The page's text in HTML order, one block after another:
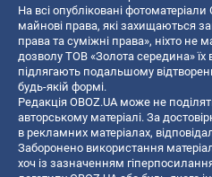
На всі опубліковані
майнові права, які захищаються
права та суміжні права», ніхто не
дозволу ТОВ «Золота середина»
підлягають подальшому
будь-якій формі.
Редакція OBOZ.UA може не
авторському матеріалі. За
в рекламних матеріалах,
Заборонено використання
хоч із зазначенням